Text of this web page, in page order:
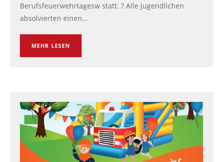
Berufsfeuerwehrtagesw statt. ? Alle Jugendlichen
absolvierten einen…
MEHR LESEN